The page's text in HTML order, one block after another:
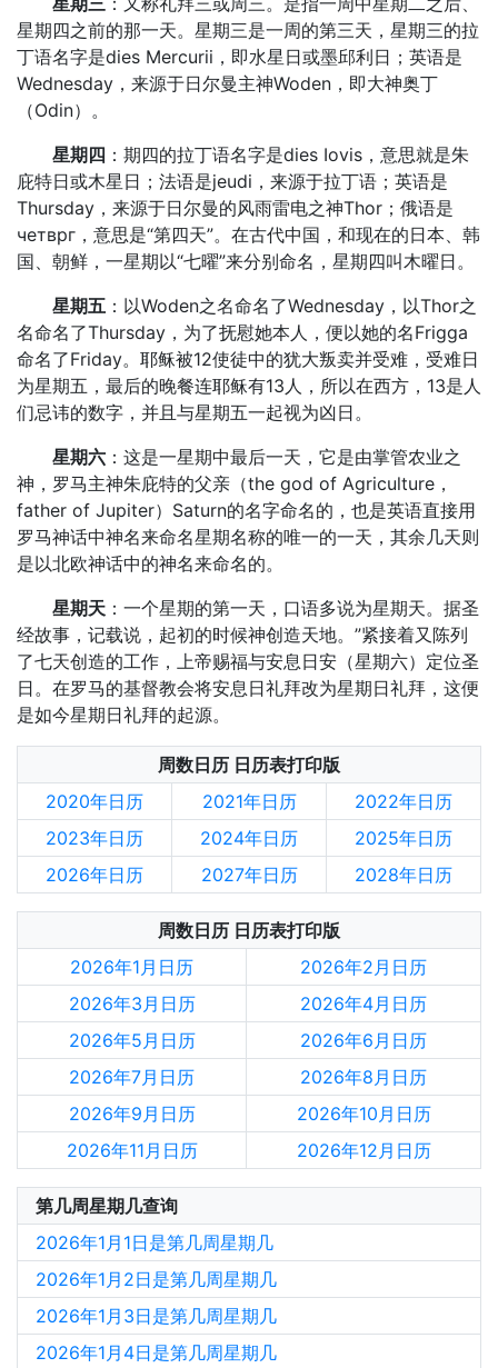
星期四之前的那一天。星期三是一周的第三天，星期三的拉
丁语名字是dies Mercurii，即水星日或墨邱利日；英语是
Wednesday，来源于日尔曼主神Woden，即大神奥丁
（Odin）。
星期四 ：期四的拉丁语名字是dies Iovis，意思就是朱
庇特日或木星日；法语是jeudi，来源于拉丁语；英语是
Thursday，来源于日尔曼的风雨雷电之神Thor；俄语是
четврг，意思是“第四天”。在古代中国，和现在的日本、韩
国、朝鲜，一星期以“七曜”来分别命名，星期四叫木曜日。
星期五 ：以Woden之名命名了Wednesday，以Thor之
名命名了Thursday，为了抚慰她本人，便以她的名Frigga
命名了Friday。耶稣被12使徒中的犹大叛卖并受难，受难日
为星期五，最后的晚餐连耶稣有13人，所以在西方，13是人
们忌讳的数字，并且与星期五一起视为凶日。
星期六 ：这是一星期中最后一天，它是由掌管农业之
神，罗马主神朱庇特的父亲（the god of Agriculture，
father of Jupiter）Saturn的名字命名的，也是英语直接用
罗马神话中神名来命名星期名称的唯一的一天，其余几天则
是以北欧神话中的神名来命名的。
星期天 ：一个星期的第一天，口语多说为星期天。据圣
经故事，记载说，起初的时候神创造天地。”紧接着又陈列
了七天创造的工作，上帝赐福与安息日安（星期六）定位圣
日。在罗马的基督教会将安息日礼拜改为星期日礼拜，这便
是如今星期日礼拜的起源。
周数日历 日历表打印版
2020年日历
2021年日历
2022年日历
2023年日历
2024年日历
2025年日历
2026年日历
2027年日历 2028年日历
周数日历 日历表打印版
2026年1月日历
2026年2月日历
2026年3月日历
2026年4月日历
2026年5月日历
2026年6月日历
2026年7月日历
2026年8月日历
2026年9月日历
2026年10月日历
2026年11月日历
2026年12月日历
第几周星期几查询
2026年1月1日是第几周星期几
2026年1月2日是第几周星期几
2026年1月3日是第几周星期几
2026年1月4日是第几周星期几